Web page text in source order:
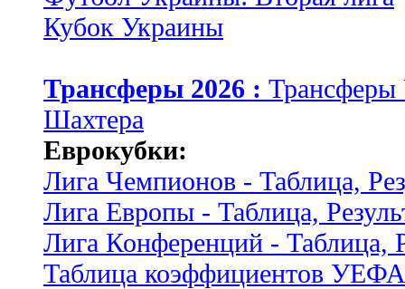
Кубок Украины
Трансферы 2026 :
Шахтера
Еврокубки:
Лига Чемпионов - Таблица,
Лига Европы - Таблица,
Лига Конференций - Таблица,
Таблица коэффициентов УЕФА